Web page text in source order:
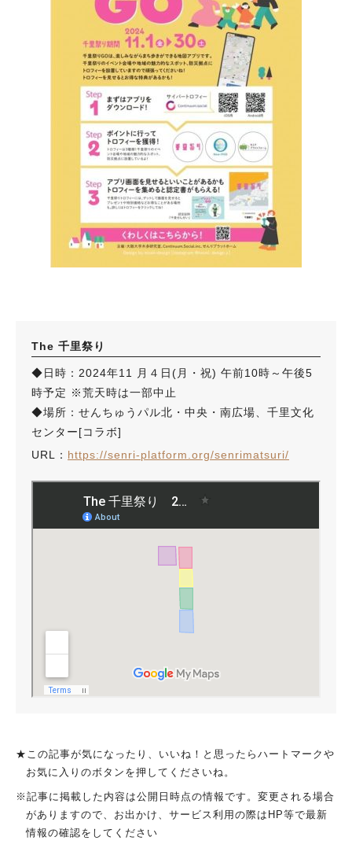
The 千里祭り
◆日時：2024年11 月４日(月・祝) 午前10時～午後5
時予定 ※荒天時は一部中止
◆場所：せんちゅうパル北・中央・南広場、千里文化
センター[コラボ]
URL： https://senri-platform.org/senrimatsuri/
★この記事が気になったり、いいね！と思ったらハートマークや
お気に入りのボタンを押してくださいね。
※記事に掲載した内容は公開日時点の情報です。変更される場合
がありますので、お出かけ、サービス利用の際はHP等で最新
情報の確認をしてください